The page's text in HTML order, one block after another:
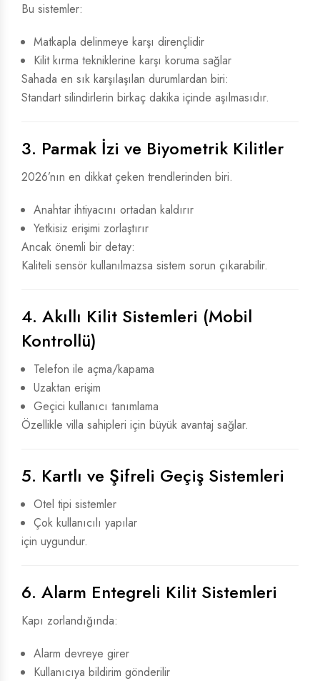
Bu sistemler:
Matkapla delinmeye karşı dirençlidir
Kilit kırma tekniklerine karşı koruma sağlar
Sahada en sık karşılaşılan durumlardan biri:
Standart silindirlerin birkaç dakika içinde aşılmasıdır.
3. Parmak İzi ve Biyometrik Kilitler
2026’nın en dikkat çeken trendlerinden biri.
Anahtar ihtiyacını ortadan kaldırır
Yetkisiz erişimi zorlaştırır
Ancak önemli bir detay:
Kaliteli sensör kullanılmazsa sistem sorun çıkarabilir.
4. Akıllı Kilit Sistemleri (Mobil
Kontrollü)
Telefon ile açma/kapama
Uzaktan erişim
Geçici kullanıcı tanımlama
Özellikle villa sahipleri için büyük avantaj sağlar.
5. Kartlı ve Şifreli Geçiş Sistemleri
Otel tipi sistemler
Çok kullanıcılı yapılar
için uygundur.
6. Alarm Entegreli Kilit Sistemleri
Kapı zorlandığında:
Alarm devreye girer
Kullanıcıya bildirim gönderilir